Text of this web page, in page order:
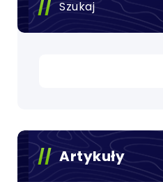
Szukaj
Artykuły